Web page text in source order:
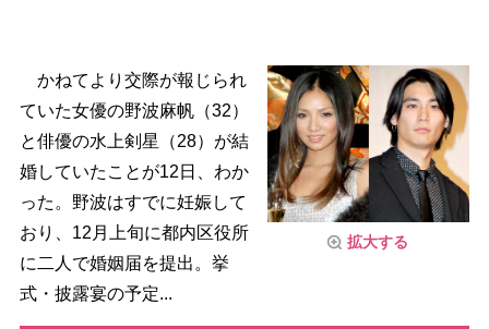
拡大する
かねてより交際が報じられ
ていた女優の野波麻帆（32）
と俳優の水上剣星（28）が結
婚していたことが12日、わか
った。野波はすでに妊娠して
おり、12月上旬に都内区役所
に二人で婚姻届を提出。挙
式・披露宴の予定...